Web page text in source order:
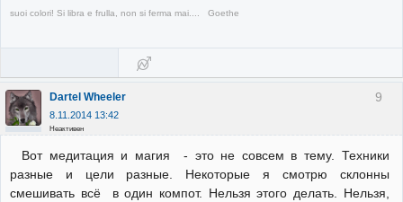
suoi colori! Si libra e frulla, non si ferma mai.... Goethe
9
Dartel Wheeler
8.11.2014 13:42
Неактивен
Вот медитация и магия - это не совсем в тему. Техники
разные и цели разные. Некоторые я смотрю склонны
смешивать всё в один компот. Нельзя этого делать. Нельзя,